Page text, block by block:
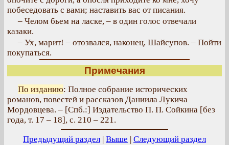
побеседовать с вами; наставить вас от писания.
– Челом бьем на ласке, – в один голос отвечали
казаки.
– Ух, марит! – отозвался, наконец, Шайсупов. – Пойти
покупаться.
Примечания
По изданию: Полное собрание исторических
романов, повестей и рассказов Даниила Лукича
Мордовцева. – [Спб.:] Издательство П. П. Сойкина [без
года, т. 17 – 18], с. 210 – 221.
Предыдущий раздел | Выше | Следующий раздел